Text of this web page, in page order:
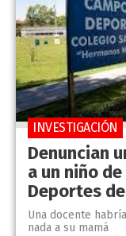
Denuncian
a un niño
Deportes
Una docente
nada a su mamá
INVESTIGACIÓN